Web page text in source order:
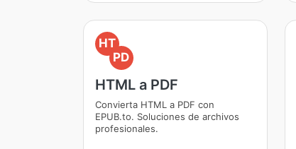
HT
PD
HTML a PDF
Convierta HTML a PDF con
EPUB.to. Soluciones de archivos
profesionales.